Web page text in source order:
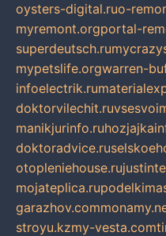
oysters-digital.ruo-
myremont.orgportal-
superdeutsch.ru
mypetslife.orgwarren-
infoelectrik.ru
doktorvilechit.ru
manikjurinfo.ru
doktoradvice.ru
otopleniehouse.ru
mojateplica.ru
garazhov.com
stroyu.kzmy-vesta.com